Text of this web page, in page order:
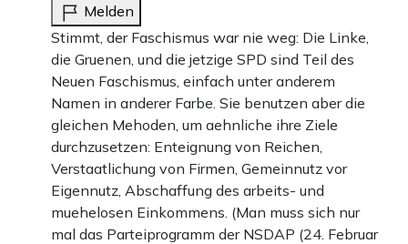
Melden
Stimmt, der Faschismus war nie weg: Die Linke,
die Gruenen, und die jetzige SPD sind Teil des
Neuen Faschismus, einfach unter anderem
Namen in anderer Farbe. Sie benutzen aber die
gleichen Mehoden, um aehnliche ihre Ziele
durchzusetzen: Enteignung von Reichen,
Verstaatlichung von Firmen, Gemeinnutz vor
Eigennutz, Abschaffung des arbeits- und
muehelosen Einkommens. (Man muss sich nur
mal das Parteiprogramm der NSDAP (24. Februar